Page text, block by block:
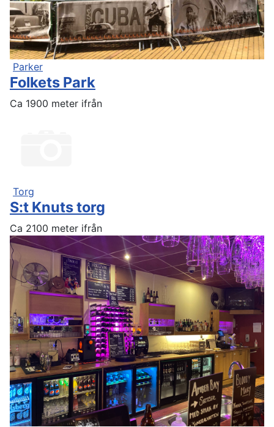
Parker
Folkets Park
Ca 1900 meter ifrån
Torg
S:t Knuts torg
Ca 2100 meter ifrån